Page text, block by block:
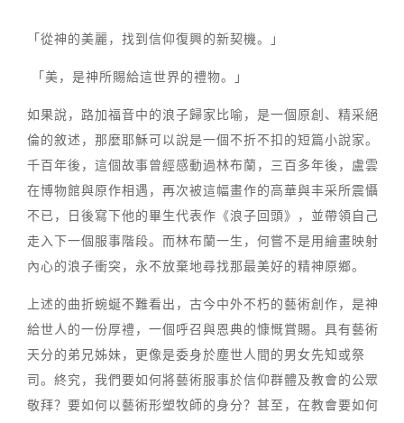
「從神的美麗，找到信仰復興的新契機。」
「美，是神所賜給這世界的禮物。」
如果說，路加福音中的浪子歸家比喻，是一個原創、精采絕
倫的敘述，那麼耶穌可以說是一個不折不扣的短篇小說家。
千百年後，這個故事曾經感動過林布蘭，三百多年後，盧雲
在博物館與原作相遇，再次被這幅畫作的高華與丰采所震懾
不已，日後寫下他的畢生代表作《浪子回頭》，並帶領自己
走入下一個服事階段。而林布蘭一生，何嘗不是用繪畫映射
內心的浪子衝突，永不放棄地尋找那最美好的精神原鄉。
上述的曲折蜿蜒不難看出，古今中外不朽的藝術創作，是神
給世人的一份厚禮，一個呼召與恩典的慷慨賞賜。具有藝術
天分的弟兄姊妹，更像是委身於塵世人間的男女先知或祭
司。終究，我們要如何將藝術服事於信仰群體及教會的公眾
敬拜？要如何以藝術形塑牧師的身分？甚至，在教會要如何